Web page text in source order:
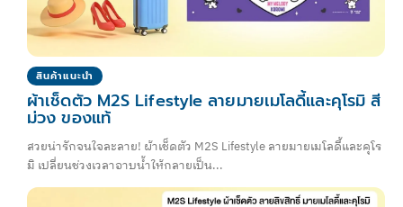
สินค้าแนะนำ
ผ้าเช็ดตัว M2S Lifestyle ลายมายเมโลดี้และคุโรมิ สี
ม่วง ของแท้
สวยน่ารักจนใจละลาย! ผ้าเช็ดตัว M2S Lifestyle ลายมายเมโลดี้และคุโร
มิ เปลี่ยนช่วงเวลาอาบน้ำให้กลายเป็น...